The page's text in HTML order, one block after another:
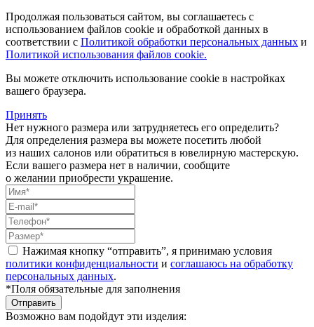
Продолжая пользоваться сайтом, вы соглашаетесь с
использованием файлов cookie и обработкой данных в
соответствии с Политикой обработки персональных данных и
Политикой использования файлов cookie.
Вы можете отключить использование cookie в настройках
вашего браузера.
Принять
Нет нужного размера или затрудняетесь его определить?
Для определения размера вы можете посетить любой
из наших салонов или обратиться в ювелирную мастерскую.
Если вашего размера нет в наличии, сообщите
о желании приобрести украшение.
Нажимая кнопку “отправить”, я принимаю условия
политики конфиденциальности и соглашаюсь на обработку
персональных данных.
*Поля обязательные для заполнения
Отправить
Возможно вам подойдут эти изделия: